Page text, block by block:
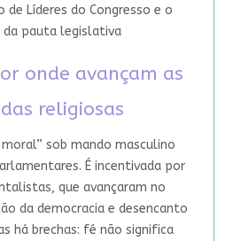
de Líderes do Congresso e o
pauta legislativa
onde avançam as
religiosas
sob mando masculino
É incentivada por
que avançaram no
da democracia e desencanto
há brechas: fé não significa